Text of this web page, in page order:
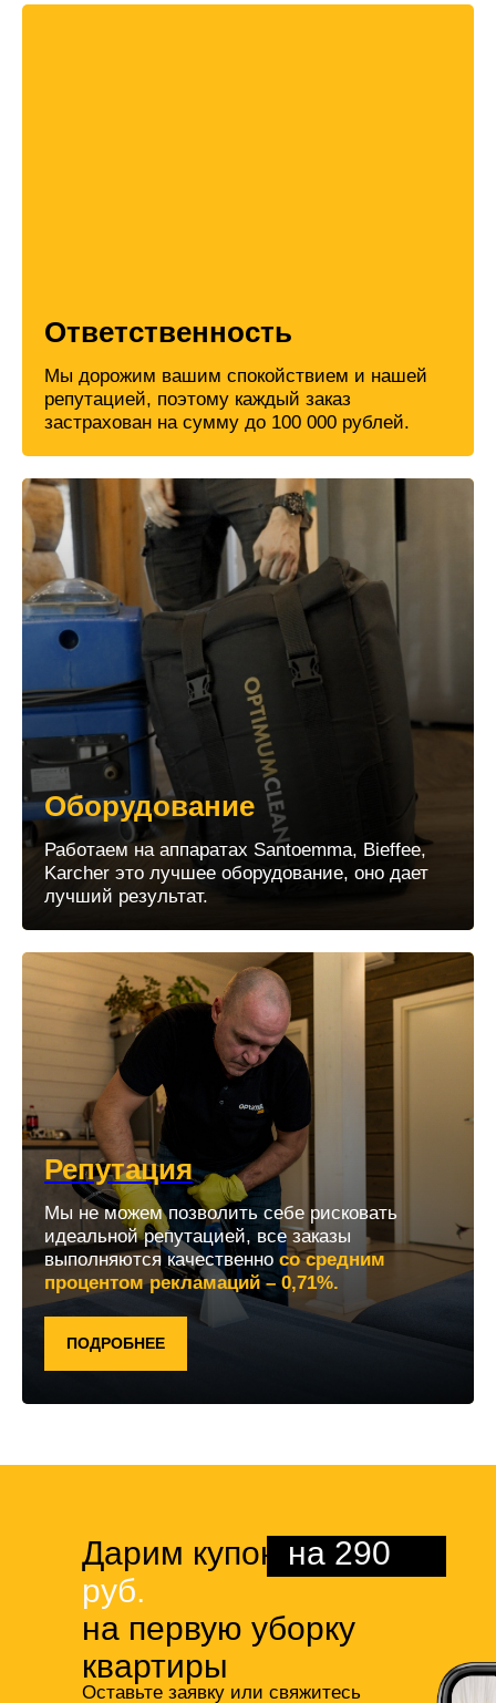
Ответственность
Мы дорожим вашим спокойствием и нашей
репутацией, поэтому каждый заказ
застрахован на сумму до 100 000 рублей.
Оборудование
Работаем на аппаратах Santoemma, Bieffee,
Karcher это лучшее оборудование, оно дает
лучший результат.
Репутация
Мы не можем позволить себе рисковать
идеальной репутацией, все заказы
выполняются качественно со средним
процентом рекламаций – 0,71%.
ПОДРОБНЕЕ
Оставьте заявку или свяжитесь
Дарим купон на 290
руб.
на первую уборку
квартиры